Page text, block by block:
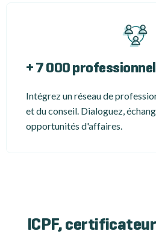
+ 7 000
Intégrez un réseau de
et du conseil. Dialoguez,
opportunités d'affaires.
ICPF,